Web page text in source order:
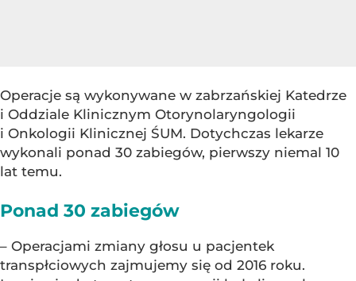
Operacje są wykonywane w zabrzańskiej Katedrze
i Oddziale Klinicznym Otorynolaryngologii
i Onkologii Klinicznej ŚUM. Dotychczas lekarze
wykonali ponad 30 zabiegów, pierwszy niemal 10
lat temu.
Ponad 30 zabiegów
– Operacjami zmiany głosu u pacjentek
transpłciowych zajmujemy się od 2016 roku.